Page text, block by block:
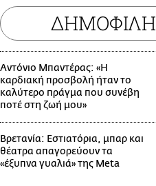
ΔΗΜΟΦΙΛΗ
Αντόνιο Μπαντέρας: «Η
καρδιακή προσβολή ήταν το
καλύτερο πράγμα που συνέβη
ποτέ στη ζωή μου»
Βρετανία: Εστιατόρια, μπαρ και
θέατρα απαγορεύουν τα
«έξυπνα γυαλιά» της Meta